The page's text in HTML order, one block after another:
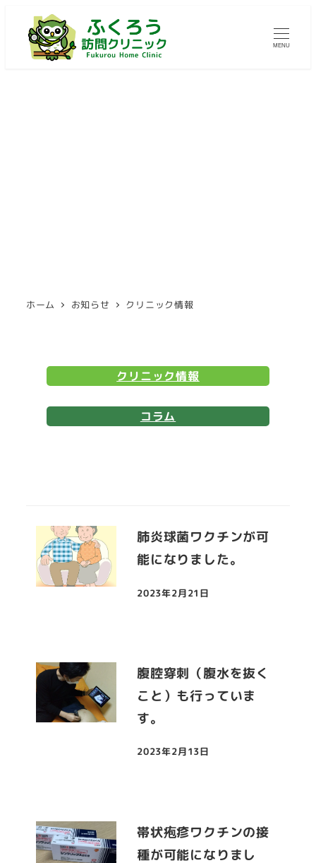
MENU
ホーム お知らせ クリニック情報
クリニック情報
コラム
肺炎球菌ワクチンが可
能になりました。
投稿日
2023年2月21日
腹腔穿刺（腹水を抜く
こと）も行っていま
す。
投稿日
2023年2月13日
帯状疱疹ワクチンの接
種が可能になりまし